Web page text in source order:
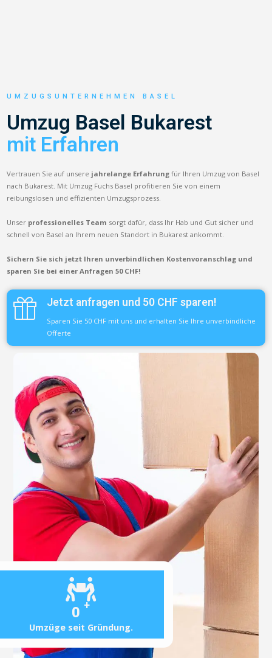
0 +
Umzüge seit Gründung.
UMZUGSUNTERNEHMEN BASEL
Umzug Basel Bukarest
mit Erfahren
Vertrauen Sie auf unsere jahrelange Erfahrung für Ihren Umzug von Basel
nach Bukarest. Mit Umzug Fuchs Basel profitieren Sie von einem
reibungslosen und effizienten Umzugsprozess.
Unser professionelles Team sorgt dafür, dass Ihr Hab und Gut sicher und
schnell von Basel an Ihrem neuen Standort in Bukarest ankommt.
Sichern Sie sich jetzt Ihren unverbindlichen Kostenvoranschlag und
sparen Sie bei einer Anfragen 50 CHF!
Jetzt anfragen und 50 CHF sparen!
Sparen Sie 50 CHF mit uns und erhalten Sie Ihre unverbindliche
Offerte